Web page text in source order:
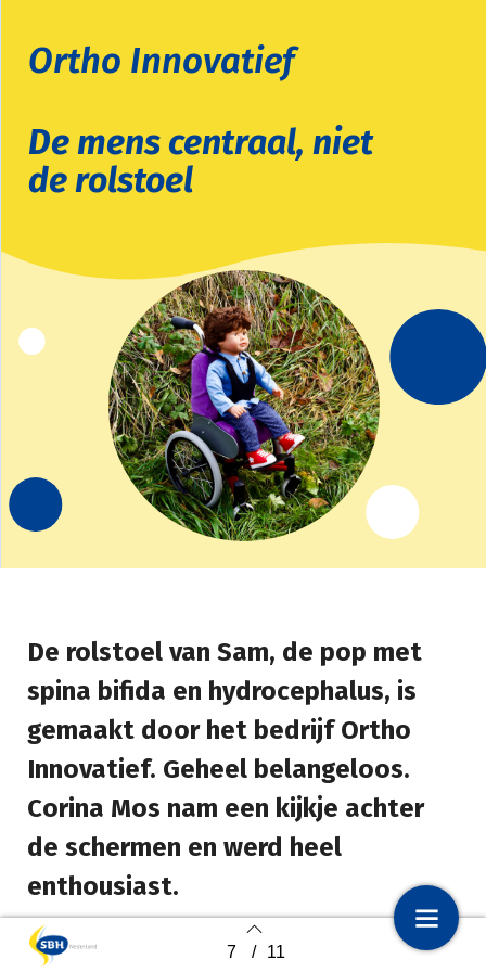
7 / 11
Ortho Innovatief
De mens centraal, niet
de rolstoel
De rolstoel van Sam, de pop met
spina bifida en hydrocephalus, is
gemaakt door het bedrijf Ortho
Innovatief. Geheel belangeloos.
Corina Mos nam een kijkje achter
de schermen en werd heel
enthousiast.